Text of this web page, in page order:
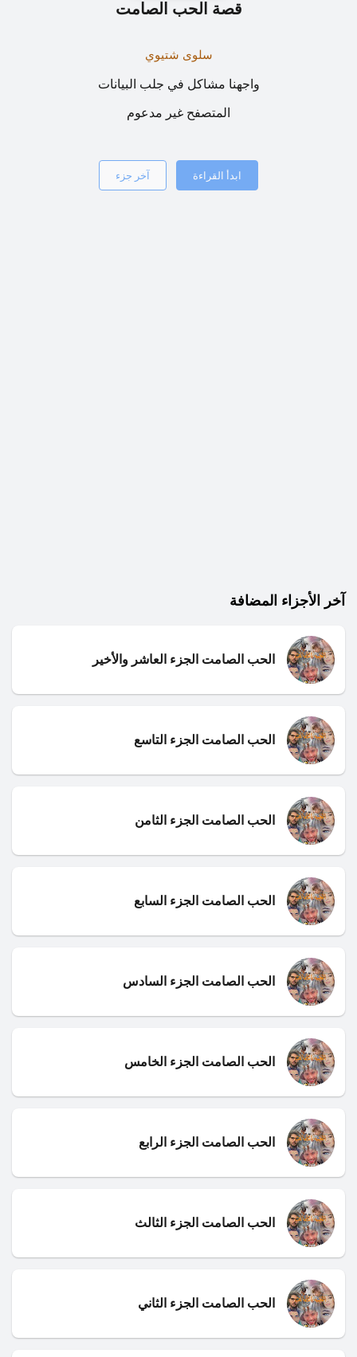
قصة الحب الصامت
سلوى شتيوي
واجهنا مشاكل في جلب البيانات
المتصفح غير مدعوم
ابدأ القراءة آخر جزء
آخر الأجزاء المضافة
الحب الصامت الجزء العاشر والأخير
الحب الصامت الجزء التاسع
الحب الصامت الجزء الثامن
الحب الصامت الجزء السابع
الحب الصامت الجزء السادس
الحب الصامت الجزء الخامس
الحب الصامت الجزء الرابع
الحب الصامت الجزء الثالث
الحب الصامت الجزء الثاني